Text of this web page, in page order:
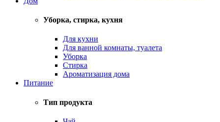
Уборка, стирка, кухня
Для кухни
Для ванной комнаты, туалета
Уборка
Стирка
Ароматизация дома
Питание
Тип продукта